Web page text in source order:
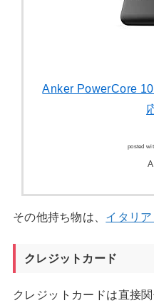
Anker PowerCore
posted
その他持ち物は、 イタリ
クレジットカード
クレジットカードは直接